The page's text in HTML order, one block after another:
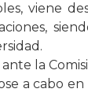
viene
la
a cabo en